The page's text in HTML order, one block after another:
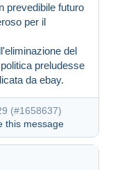
prevedibile futuro
per il
del
preludesse
da ebay.
(#1658637)
this message